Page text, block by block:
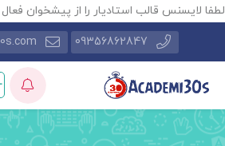
لطفا لایسنس قالب استادیار را از پیشخوان فعال
09356862847